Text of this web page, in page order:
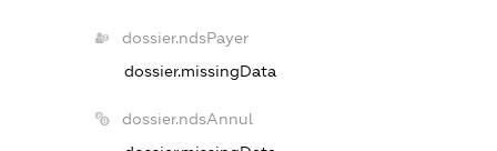
dossier.ndsPayer
dossier.missingData
dossier.ndsAnnul